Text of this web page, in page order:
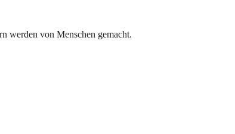
werden von Menschen gemacht.